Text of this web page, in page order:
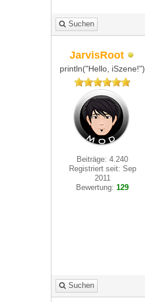
Suchen
JarvisRoot
println("Hello, iSzene!")
Beiträge: 4.240
Registriert seit: Sep
2011
Bewertung:129
Suchen